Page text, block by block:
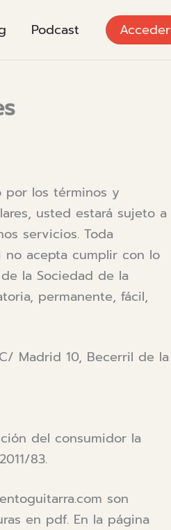
Podcast Acceder
por los términos y
usted estará sujeto a
servicios. Toda
acepta cumplir con lo
la Sociedad de la
permanente, fácil,
Madrid 10, Becerril de la
del consumidor la
83.
son
en pdf. En la página